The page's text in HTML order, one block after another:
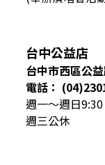
台中公益店
台中市西區公
電話：
週一～週日
週三公休